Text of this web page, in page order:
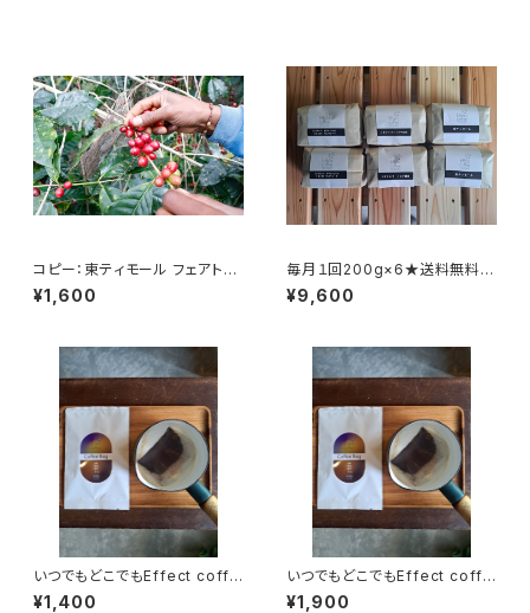
コピー：東ティモール フェアトレ
ードオーガニック 200g
¥1,600
毎月１回200g×6★送料無料
（全6回）
¥9,600
いつでもどこでもEffect coffe
e Bag(7袋入り)1袋おまけ
¥1,400
いつでもどこでもEffect coffe
e Bag(11袋入り)2袋おまけ
¥1,900